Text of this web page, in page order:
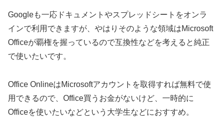
Googleも一応ドキュメントやスプレッドシートをオンラ
インで利用できますが、やはりそのような領域はMicrosoft
Officeが覇権を握っているので互換性などを考えると純正
で使いたいです。
Office OnlineはMicrosoftアカウントを取得すれば無料で使
用できるので、Office買うお金がないけど、一時的に
Officeを使いたいなどという大学生などにおすすめ。